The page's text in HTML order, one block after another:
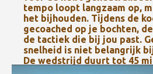
tempo loopt langzaam op,
het bijhouden. Tijdens de
gecoached op je bochten,
de tactiek die bij jou past.
snelheid is niet belangrijk
De wedstrijd duurt tot 45